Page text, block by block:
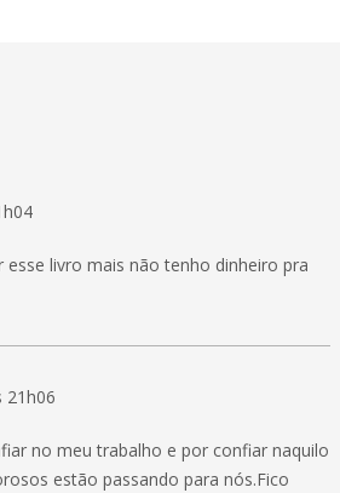
livro mais não tenho dinheiro pra
21h06
no meu trabalho e por confiar naquilo
estão passando para nós.Fico